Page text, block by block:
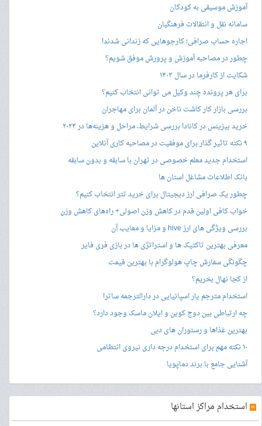
آموزش موسیقی به کودکان
سامانه نقل و انتقالات فرهنگیان
اجاره حساب صرافی؛ کارجوهایی که زندانی شدند!
چطور در مصاحبه‌ آموزش و پرورش موفق شویم؟
شکایت از کارفرما در سال ۱۴۰۳
برای هر پرونده چند وکیل می توانی انتخاب کنیم؟
بررسی بازار کار کاشت ناخن در آلمان برای مهاجران
خرید بیزینس در کانادا بررسی شرایط، مراحل و هزینه‌ها در ۲۰۲۴
۹ نکته تاثیر گذار برای موفقیت در مصاحبه کاری آنلاین
استخدام جدید معلم خصوصی در تهران با سابقه و بدون سابقه
بانک اطلاعات مشاغل استان ها
چطور یک صرافی ارز دیجیتال برای خرید تتر انتخاب کنیم؟
خواب کافی اولین قدم در کاهش وزن اصولی+ راه‌های کاهش وزن
بررسی ویژگی های ارز hive و مزایا و معایب آن
معرفی بهترین تاکتیک ها و استراتژی ها در بازی فری فایر
چگونگی سفارش چاپ هولوگرام با بهترین قیمت
از کجا نهال بخریم؟
استخدام مترجم یار اسپانیایی در دارالترجمه ساترا
چه ارتباطی بین دوج کوین و ایلان ماسک وجود دارد؟
بهترین غذاها و رستوران های دبی
۱۰ نکته مهم برای استخدام درجه داری نیروی انتظامی
آشنایی جامع با برند دماپویا
» استخدام مراکز استانها